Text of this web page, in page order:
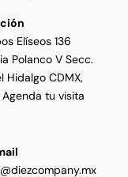
Elíseos 136
Polanco V Secc.
Hidalgo CDMX,
Agenda tu visita